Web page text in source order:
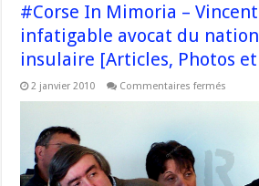
#Corse In Mimoria –
infatigable avocat du
insulaire [Articles, Photos et
2 janvier 2010 Commentaires fermés
avocat